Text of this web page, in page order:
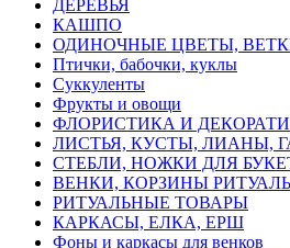
ДЕРЕВЬЯ
КАШПО
ОДИНОЧНЫЕ ЦВЕТЫ,
Птички, бабочки, куклы
Суккуленты
Фрукты и овощи
ФЛОРИСТИКА И
ЛИСТЬЯ, КУСТЫ, ЛИАНЫ,
СТЕБЛИ, НОЖКИ ДЛЯ
ВЕНКИ, КОРЗИНЫ
РИТУАЛЬНЫЕ ТОВАРЫ
КАРКАСЫ, ЕЛКА, ЕРШ
Фоны и каркасы для венков